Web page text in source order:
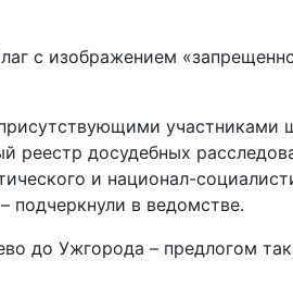
с изображением
досудебных
и национал-
подчеркнули в ведомстве.
до Ужгорода – предлогом